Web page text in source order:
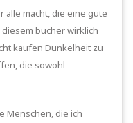
alle macht, die eine gute
bucher wirklich
kaufen Dunkelheit zu
die sowohl
Menschen, die ich